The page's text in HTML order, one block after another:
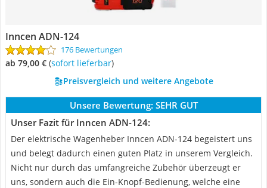
Inncen ADN-124
176 Bewertungen
ab 79,00 € ( Sofort lieferbar)
Preisvergleich und weitere Angebote
Unsere Bewertung: SEHR GUT
Unser Fazit für Inncen ADN-124:
Der elektrische Wagenheber Inncen ADN-124 begeistert uns
und belegt dadurch einen guten Platz in unserem Vergleich.
Nicht nur durch das umfangreiche Zubehör überzeugt er
uns, sondern auch die Ein-Knopf-Bedienung, welche eine